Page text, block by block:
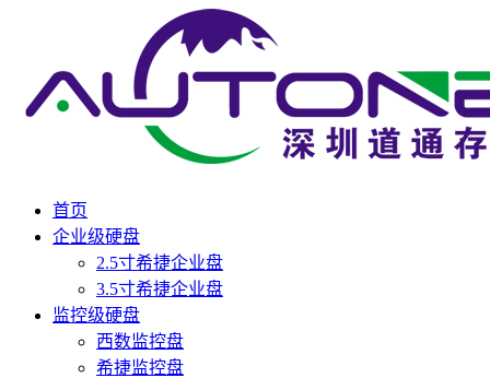
首页
企业级硬盘
2.5寸希捷企业盘
3.5寸希捷企业盘
监控级硬盘
西数监控盘
希捷监控盘